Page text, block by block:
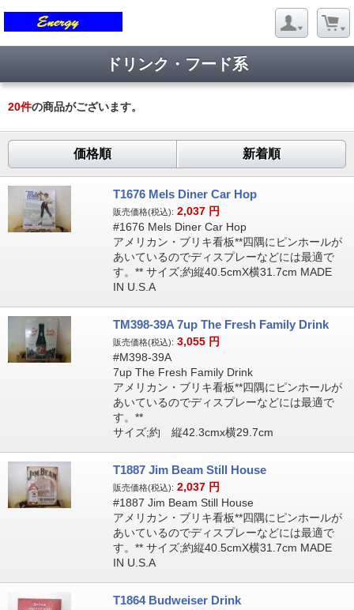
ドリンク・フード系
20件の商品がございます。
価格順 新着順
T1676 Mels Diner Car Hop
販売価格(税込): 2,037 円
#1676 Mels Diner Car Hop
アメリカン・ブリキ看板**四隅にピンホールが
あいているのでディスプレーなどには最適で
す。** サイズ;約縦40.5cmX横31.7cm MADE
IN U.S.A
TM398-39A 7up The Fresh Family Drink
販売価格(税込): 3,055 円
#M398-39A
7up The Fresh Family Drink
アメリカン・ブリキ看板**四隅にピンホールが
あいているのでディスプレーなどには最適で
す。**
サイズ;約 縦42.3cmx横29.7cm
T1887 Jim Beam Still House
販売価格(税込): 2,037 円
#1887 Jim Beam Still House
アメリカン・ブリキ看板**四隅にピンホールが
あいているのでディスプレーなどには最適で
す。** サイズ;約縦40.5cmX横31.7cm MADE
IN U.S.A
T1864 Budweiser Drink